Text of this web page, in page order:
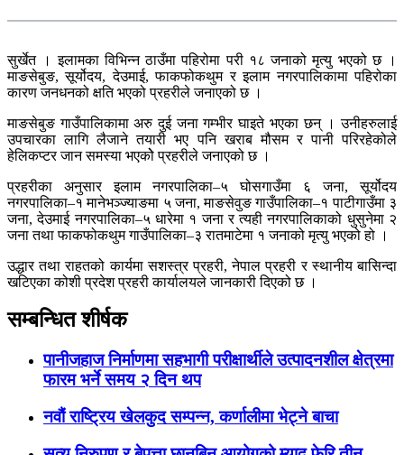
सुर्खेत । इलामका विभिन्न ठाउँमा पहिरोमा परी १८ जनाको मृत्यु भएको छ ।
माङसेबुङ, सूर्योदय, देउमाई, फाकफोकथुम र इलाम नगरपालिकामा पहिरोका
कारण जनधनको क्षति भएको प्रहरीले जनाएको छ ।
माङसेबुङ गाउँपालिकामा अरु दुई जना गम्भीर घाइते भएका छन् । उनीहरुलाई
उपचारका लागि लैजाने तयारी भए पनि खराब मौसम र पानी परिरहेकोले
हेलिकप्टर जान समस्या भएकोे प्रहरीले जनाएको छ ।
प्रहरीका अनुसार इलाम नगरपालिका–५ घोसगाउँमा ६ जना, सूर्योदय
नगरपालिका–१ मानेभञ्ज्याङमा ५ जना, माङसेवुङ गाउँपालिका–१ पाटीगाउँमा ३
जना, देउमाई नगरपालिका–५ धारेमा १ जना र त्यही नगरपालिकाको धुसुनेमा २
जना तथा फाकफोकथुम गाउँपालिका–३ रातमाटेमा १ जनाको मृत्यु भएको हो ।
उद्धार तथा राहतको कार्यमा सशस्त्र प्रहरी, नेपाल प्रहरी र स्थानीय बासिन्दा
खटिएका कोशी प्रदेश प्रहरी कार्यालयले जानकारी दिएको छ ।
सम्बन्धित शीर्षक
पानीजहाज निर्माणमा सहभागी परीक्षार्थीले उत्पादनशील क्षेत्रमा
फारम भर्ने समय २ दिन थप
नवौं राष्ट्रिय खेलकुद सम्पन्न, कर्णालीमा भेट्ने बाचा